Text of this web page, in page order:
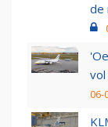
de
06-